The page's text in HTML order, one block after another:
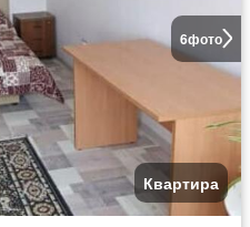
6фото
Квартира